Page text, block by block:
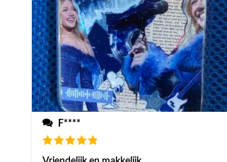
F****
Waardering